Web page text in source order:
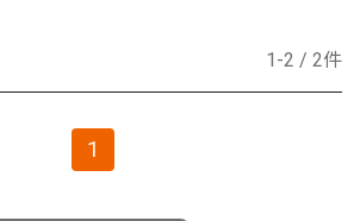
1-2 / 2件
1